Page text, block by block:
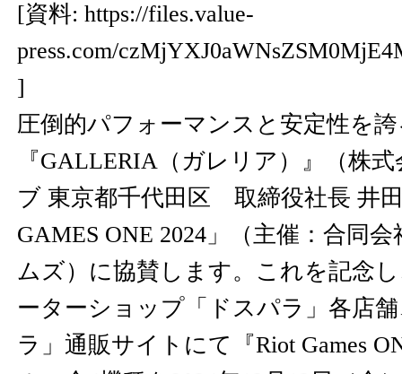
[資料: https://files.value-
press.com/
]
圧倒的パフォーマンスと安定性を
『GALLERIA（ガレリア）』（株
ブ 東京都千代田区 取締役社長 井
GAMES ONE 2024」（主催：合同
ムズ）に協賛します。これを記念
ーターショップ「ドスパラ」各店
ラ」通販サイトにて『Riot Games